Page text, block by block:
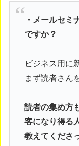
・メールセミ
ですか？
ビジネス用に
まず読者さん
読者の集め方
客になり得る
教えてくださ